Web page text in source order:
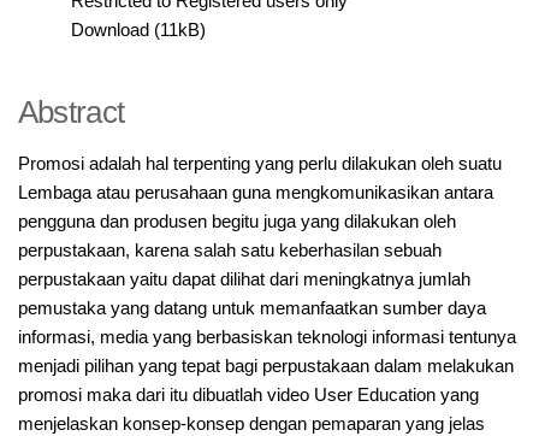
Download (11kB)
Abstract
Promosi adalah hal terpenting yang perlu dilakukan oleh suatu
Lembaga atau perusahaan guna mengkomunikasikan antara
pengguna dan produsen begitu juga yang dilakukan oleh
perpustakaan, karena salah satu keberhasilan sebuah
perpustakaan yaitu dapat dilihat dari meningkatnya jumlah
pemustaka yang datang untuk memanfaatkan sumber daya
informasi, media yang berbasiskan teknologi informasi tentunya
menjadi pilihan yang tepat bagi perpustakaan dalam melakukan
promosi maka dari itu dibuatlah video User Education yang
menjelaskan konsep-konsep dengan pemaparan yang jelas